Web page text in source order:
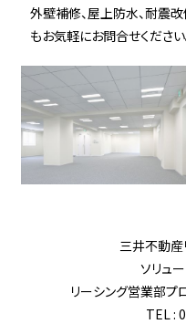
外壁補修、屋上防水、耐震
もお気軽にお問合せください
三井不動産
ソリュ
リーシング営業部プ
TEL :